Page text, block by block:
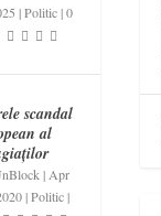
|Politic|0
scandal
al
| Apr
|Politic|